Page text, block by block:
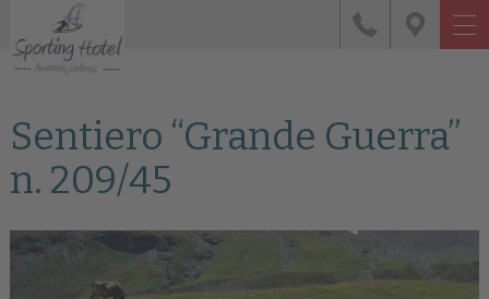
Sentiero “Grande Guerra”
n. 209/45